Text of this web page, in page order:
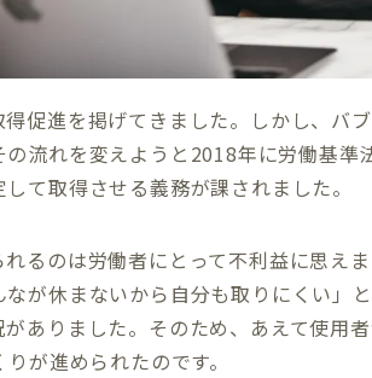
促進を掲げてきました。しかし、バ
流れを変えようと2018年に労働基準
て取得させる義務が課されました。
るのは労働者にとって不利益に思え
が休まないから自分も取りにくい」
ありました。そのため、あえて使用
が進められたのです。